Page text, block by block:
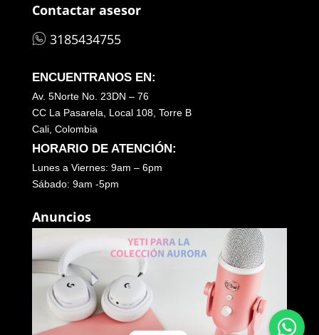
Contactar asesor
3185434755
ENCUENTRANOS EN:
Av. 5Norte No. 23DN – 76
CC La Pasarela, Local 108, Torre B
Cali, Colombia
HORARIO DE ATENCIÓN:
Lunes a Viernes: 9am – 6pm
Sábado: 9am -5pm
Anuncios